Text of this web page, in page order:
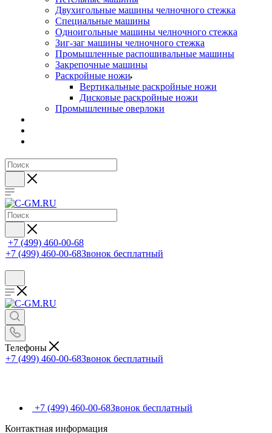
Двухигольные машины челночного стежка
Специальные машины
Одноигольные машины челночного стежка
Зиг-заг машины челночного стежка
Промышленные распошивальные машины
Закрепочные машины
Раскройные ножи
Вертикальные раскройные ножи
Дисковые раскройные ножи
Промышленные оверлоки
+7 (499) 460-00-68
+7 (499) 460-00-68Звонок бесплатный
Телефоны
+7 (499) 460-00-68Звонок бесплатный
+7 (499) 460-00-68Звонок бесплатный
Контактная информация